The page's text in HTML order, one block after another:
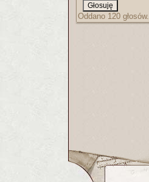
Oddano 120 głosów.